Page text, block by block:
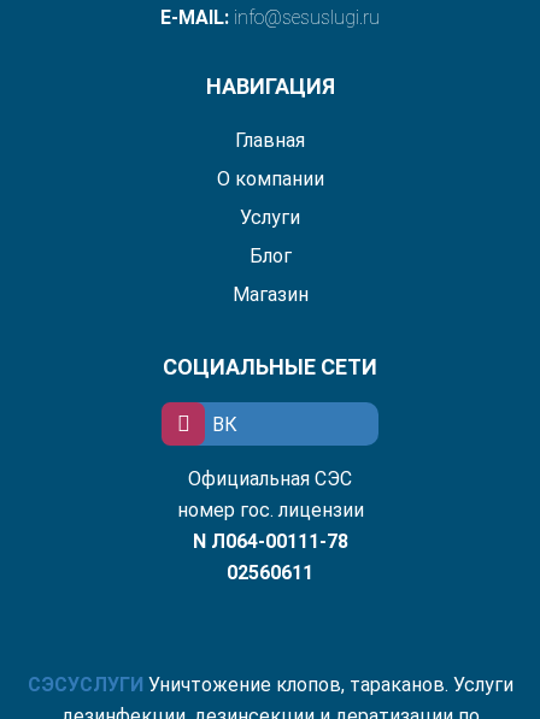
E-MAIL: info@sesuslugi.ru
НАВИГАЦИЯ
Главная
О компании
Услуги
Блог
Магазин
СОЦИАЛЬНЫЕ СЕТИ
ВК
Официальная СЭС
номер гос. лицензии
N Л064-00111-78
02560611
СЭСУСЛУГИ Уничтожение клопов, тараканов. Услуги